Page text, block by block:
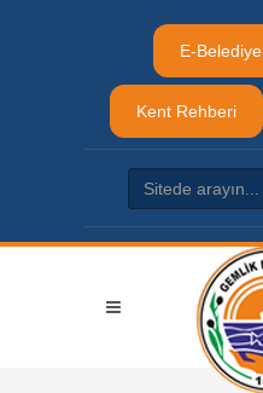
E-Belediye
Kent Rehberi